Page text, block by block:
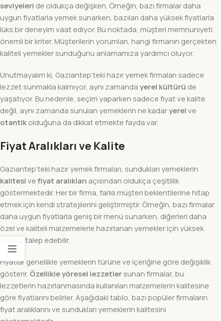
seviyeleri de oldukça değişken. Örneğin, bazı firmalar daha
uygun fiyatlarla yemek sunarken, bazıları daha yüksek fiyatlarla
lüks bir deneyim vaat ediyor. Bu noktada, müşteri memnuniyeti
önemli bir kriter. Müşterilerin yorumları, hangi firmanın gerçekten
kaliteli yemekler sunduğunu anlamamıza yardımcı oluyor.
Unutmayalım ki, Gaziantep’teki hazır yemek firmaları sadece
lezzet sunmakla kalmıyor, aynı zamandayerel kültürü de
yaşatıyor. Bu nedenle, seçim yaparken sadece fiyat ve kalite
değil, aynı zamanda sunulan yemeklerin ne kadaryerelve
otantikolduğuna da dikkat etmekte fayda var.
Fiyat Aralıkları ve Kalite
Gaziantep’teki hazır yemek firmaları, sundukları yemeklerin
kalitesivefiyat aralıkları açısından oldukça çeşitlilik
göstermektedir. Her bir firma, farklı müşteri beklentilerine hitap
etmek için kendi stratejilerini geliştirmiştir. Örneğin, bazı firmalar
daha uygun fiyatlarla geniş bir menü sunarken, diğerleri daha
özel ve kaliteli malzemelerle hazırlanan yemekler için yüksek
fiyatlar talep edebilir.
Fiyatlar genellikle yemeklerin türüne ve içeriğine göre değişiklik
gösterir. Özellikle yöresel lezzetlersunan firmalar, bu
lezzetlerin hazırlanmasında kullanılan malzemelerin kalitesine
göre fiyatlarını belirler. Aşağıdaki tablo, bazı popüler firmaların
fiyat aralıklarını ve sundukları yemeklerin kalitesini